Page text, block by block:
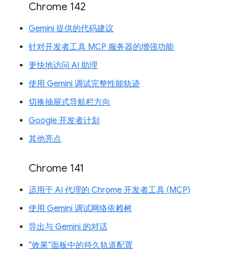
Chrome 142
Gemini 提供的代码建议
针对开发者工具 MCP 服务器的增强功能
更快地访问 AI 助理
使用 Gemini 调试完整性能轨迹
切换抽屉式导航栏方向
Google 开发者计划
其他亮点
Chrome 141
适用于 AI 代理的 Chrome 开发者工具 (MCP)
使用 Gemini 调试网络依赖树
导出与 Gemini 的对话
“效果”面板中的持久轨道配置